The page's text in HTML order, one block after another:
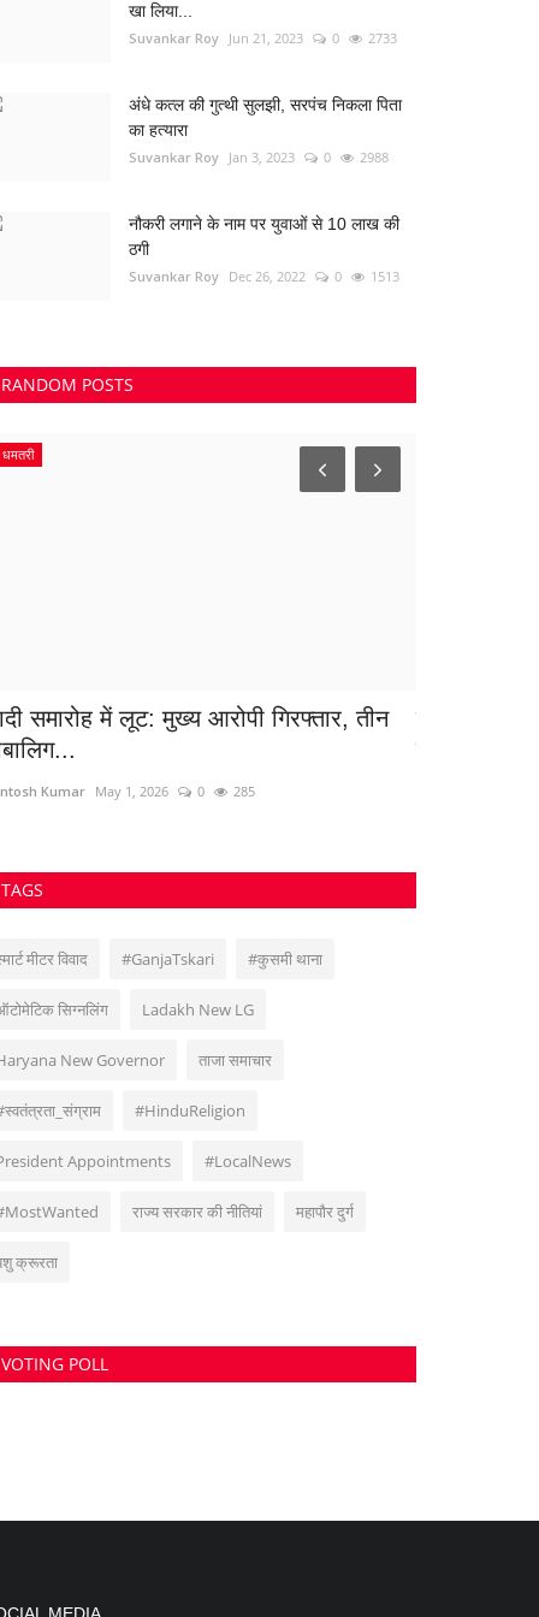
खा लिया...
Suvankar Roy Jun 21, 2023 0 2733
अंधे कत्ल की गुत्थी सुलझी, सरपंच निकला पिता
का हत्यारा
Suvankar Roy Jan 3, 2023 0 2988
नौकरी लगाने के नाम पर युवाओं से 10 लाख की
ठगी
Suvankar Roy Dec 26, 2022 0 1513
RANDOM POSTS
जामुल
विवाद को लेकर मजदूर की पिटाई, अपराध
Roy Oct 27, 2022 0 256
TAGS
मीटर विवाद #GanjaTskari #कुसमी थाना
सिग्नलिंग Ladakh New LG
New Governor ताजा समाचार
#HinduReligion
Appointments #LocalNews
राज्य सरकार की नीतियां महापौर दुर्ग
क्रूरता
VOTING POLL